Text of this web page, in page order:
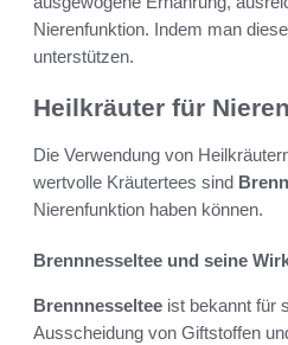
Nierenfunktion. Indem man
unterstützen.
Heilkräuter für
Die Verwendung von
wertvolle Kräutertees sind
Nierenfunktion haben können.
Brennnesseltee und seine
Brennnesseltee ist bekannt für
Ausscheidung von Giftstoffen